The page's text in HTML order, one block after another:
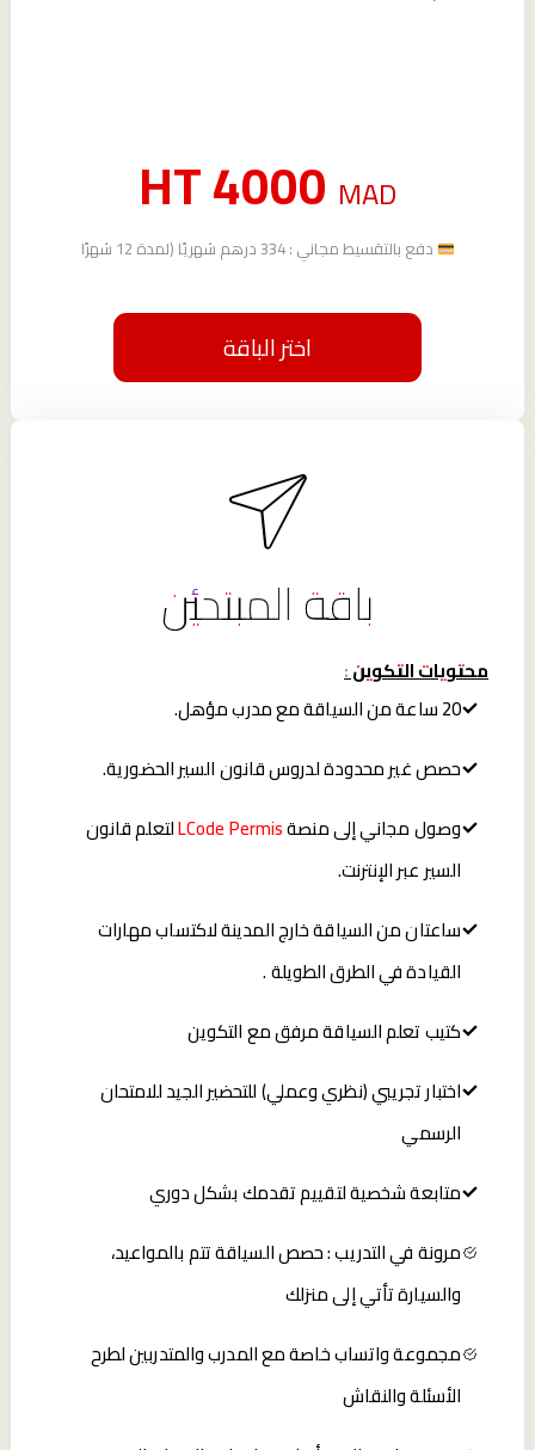
HT 4000 MAD
دفع بالتقسيط مجاني : 334 درهم شهريًا (لمدة 12 شهرًا
اختر الباقة
باقة المبتدئين
محتويات التكوين :
20 ساعة من السياقة مع مدرب مؤهل.
حصص غير محدودة لدروس قانون السير الحضورية.
وصول مجاني إلى منصةLCode Permisلتعلم قانون
السير عبر الإنترنت.
ساعتان من السياقة خارج المدينة لاكتساب مهارات
القيادة في الطرق الطويلة .
كتيب تعلم السياقة مرفق مع التكوين
اختبار تجريبي (نظري وعملي) للتحضير الجيد للامتحان
الرسمي
متابعة شخصية لتقييم تقدمك بشكل دوري
مرونة في التدريب : حصص السياقة تتم بالمواعيد،
والسيارة تأتي إلى منزلك
مجموعة واتساب خاصة مع المدرب والمتدربين لطرح
الأسئلة والنقاش